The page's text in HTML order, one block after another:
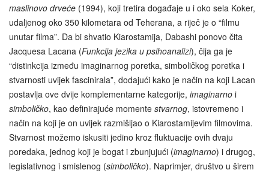
maslinovo drveće (1994), koji tretira događaje u i oko sela Koker,
udaljenog oko 350 kilometara od Teherana, a riječ je o “filmu
unutar filma”. Da bi shvatio Kiarostamija, Dabashi ponovo čita
Jacquesa Lacana (Funkcija jezika u psihoanalizi), čija ga je
“distinkcija između imaginarnog poretka, simboličkog poretka i
stvarnosti uvijek fascinirala”, dodajući kako je način na koji Lacan
postavlja ove dvije komplementarne kategorije, imaginarno i
simboličko, kao definirajuće momente stvarnog, istovremeno i
način na koji je on uvijek razmišljao o Kiarostamijevim filmovima.
Stvarnost možemo iskusiti jedino kroz fluktuacije ovih dvaju
poredaka, jednog koji je bogat i zbunjujući (imaginarno) i drugog,
legislativnog i smislenog (simboličko). Naprimjer, društvo u širem